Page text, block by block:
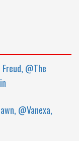
@The
@Vanexa,